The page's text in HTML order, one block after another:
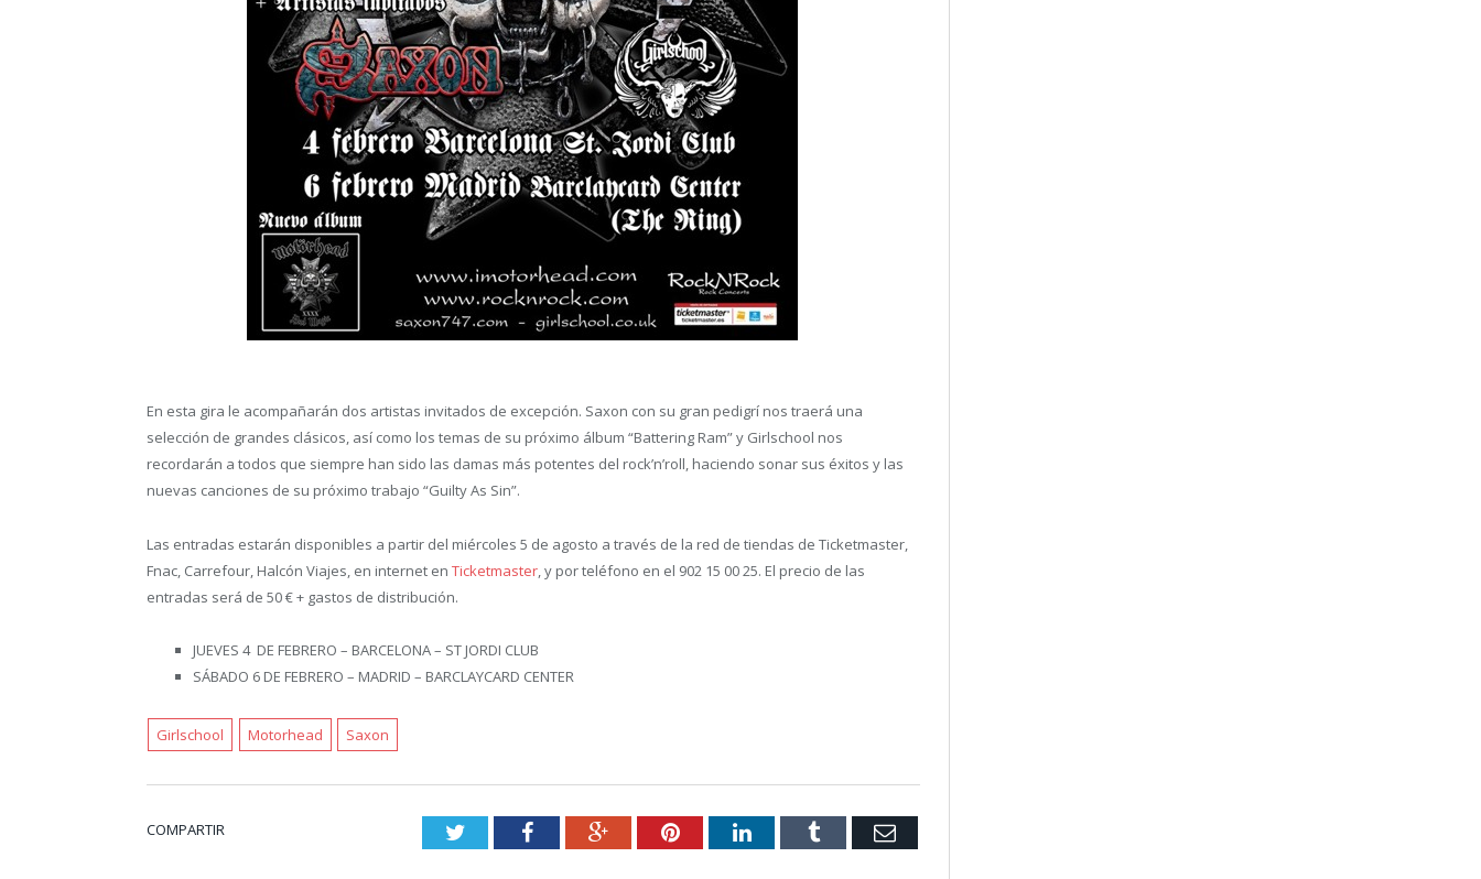
En esta gira le acompañarán dos artistas invitados de excepción. Saxon con su gran pedigrí nos traerá una
selección de grandes clásicos, así como los temas de su próximo álbum “Battering Ram” y Girlschool nos
recordarán a todos que siempre han sido las damas más potentes del rock’n’roll, haciendo sonar sus éxitos y las
nuevas canciones de su próximo trabajo “Guilty As Sin”.
Las entradas estarán disponibles a partir del miércoles 5 de agosto a través de la red de tiendas de Ticketmaster,
Fnac, Carrefour, Halcón Viajes, en internet en Ticketmaster , y por teléfono en el 902 15 00 25. El precio de las
entradas será de 50 € + gastos de distribución.
JUEVES 4 DE FEBRERO – BARCELONA – ST JORDI CLUB
SÁBADO 6 DE FEBRERO – MADRID – BARCLAYCARD CENTER
Girlschool Motorhead Saxon
COMPARTIR TwitterFacebookGoogle+PinterestLinkedInTumblr Email